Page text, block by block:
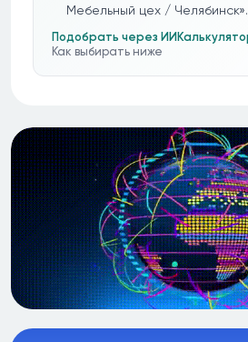
Мебельный цех / Челябинск».
Подобрать через ИИ
Как выбирать ниже